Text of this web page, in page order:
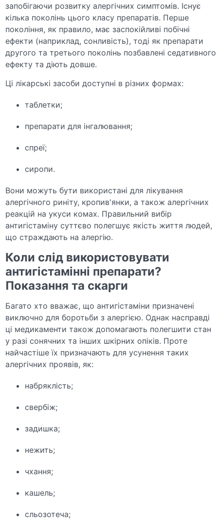
запобігаючи розвитку алергічних симптомів. Існує
кілька поколінь цього класу препаратів. Перше
покоління, як правило, має заспокійливі побічні
ефекти (наприклад, сонливість), тоді як препарати
другого та третього поколінь позбавлені седативного
ефекту та діють довше.
Ці лікарські засоби доступні в різних формах:
таблетки;
препарати для інгалювання;
спреї;
сиропи.
Вони можуть бути використані для лікування
алергічного риніту, кропив'янки, а також алергічних
реакцій на укуси комах. Правильний вибір
антигістаміну суттєво полегшує якість життя людей,
що страждають на алергію.
Коли слід використовувати
антигістамінні препарати?
Показання та скарги
Багато хто вважає, що антигістаміни призначені
виключно для боротьби з алергією. Однак насправді
ці медикаменти також допомагають полегшити стан
у разі сонячних та інших шкірних опіків. Проте
найчастіше їх призначають для усунення таких
алергічних проявів, як:
набряклість;
свербіж;
задишка;
нежить;
чхання;
кашель;
сльозотеча;